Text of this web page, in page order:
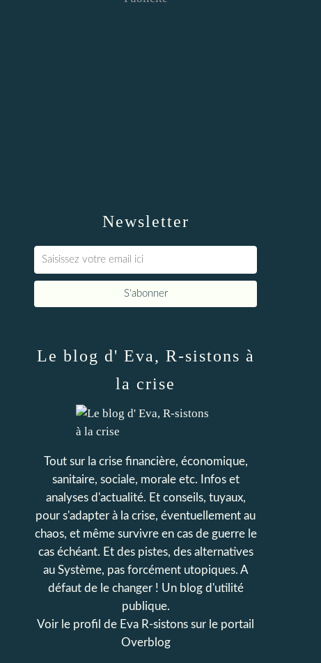
Newsletter
Le blog d' Eva, R-sistons à
la crise
Tout sur la crise financière, économique,
sanitaire, sociale, morale etc. Infos et
analyses d'actualité. Et conseils, tuyaux,
pour s'adapter à la crise, éventuellement au
chaos, et même survivre en cas de guerre le
cas échéant. Et des pistes, des alternatives
au Système, pas forcément utopiques. A
défaut de le changer ! Un blog d'utilité
publique.
Voir le profil de Eva R-sistons sur le portail
Overblog